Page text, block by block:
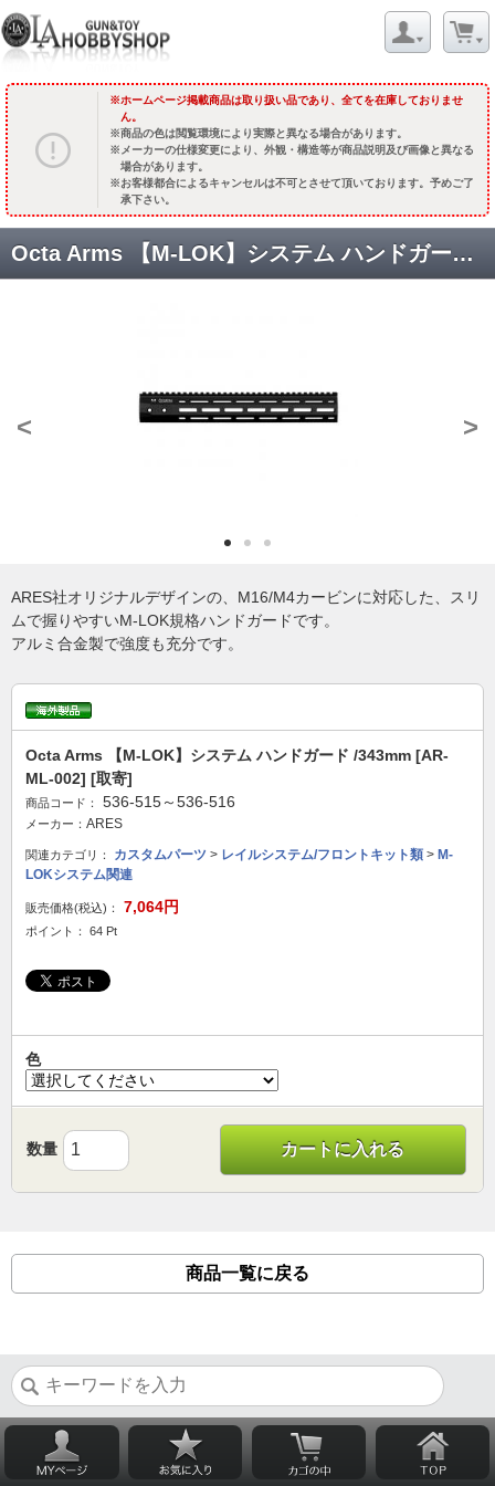
ホームページ掲載商品は取り扱い品であり、全てを在庫しておりませ
ん。
商品の色は閲覧環境により実際と異なる場合があります。
メーカーの仕様変更により、外観・構造等が商品説明及び画像と異なる
場合があります。
お客様都合によるキャンセルは不可とさせて頂いております。予めご了
承下さい。
Octa Arms 【M-LOK】システム ハンドガード /343mm [AR-ML-002] [取寄]
< >
ARES社オリジナルデザインの、M16/M4カービンに対応した、スリ
ムで握りやすいM-LOK規格ハンドガードです。
アルミ合金製で強度も充分です。
Octa Arms 【M-LOK】システム ハンドガード /343mm [AR-
ML-002] [取寄]
商品コード： 536-515～536-516
メーカー： ARES
関連カテゴリ： カスタムパーツ > レイルシステム/フロントキット類 > M-
LOKシステム関連
販売価格(税込)： 7,064円
ポイント： 64 Pt
色
数量 カートに入れる
商品一覧に戻る